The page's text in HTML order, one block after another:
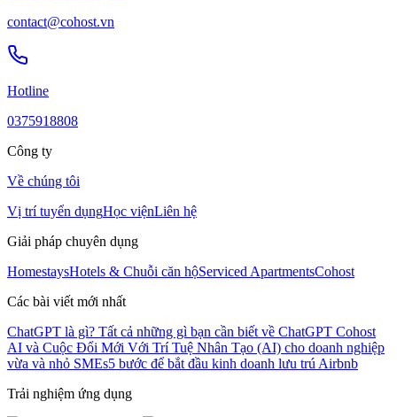
contact@cohost.vn
Hotline
0375918808
Công ty
Về chúng tôi
Vị trí tuyển dụngHọc việnLiên hệ
Giải pháp chuyên dụng
HomestaysHotels & Chuỗi căn hộServiced ApartmentsCohost
Các bài viết mới nhất
ChatGPT là gì? Tất cả những gì bạn cần biết về ChatGPT Cohost
AI và Cuộc Đổi Mới Với Trí Tuệ Nhân Tạo (AI) cho doanh nghiệp
vừa và nhỏ SMEs5 bước để bắt đầu kinh doanh lưu trú Airbnb
Trải nghiệm ứng dụng